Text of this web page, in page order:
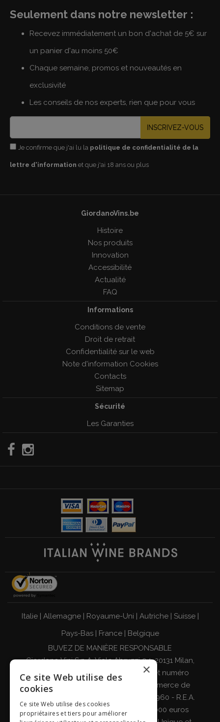
Seulement dans notre newsletter :
Recevez immédiatement un bon d'achat de 5€ sur
un panier d'au moins 50€
Chaque semaine, promos et nouveautés en
exclusivité
Les conseils de nos experts, rien que pour vous
INSCRIVEZ-VOUS
Je confirme que j'ai lu la politique de confidentialité de la
lettre d'information et que j'ai 18 ans ou plus
GiordanoVins.be
Histoire
Nos produits
Innovation
Accessibilité
Actualité
FAQ
Informations
Conditions de vente
Droit de retrait
Confidentialité sur le web
Note d'information Cookies
Contacts
Sitemap
Sécurité
Les Garanties
Italie| Allemagne| Royaume-Uni Autriche| Suisse|
Pays-Bas| France|
Belgique
BUVEZ DE MANIÈRE RESPONSABLE
Giordano Vini S.p.A. Viale Abruzzi 94, 20131 Milan,
Italie - Code fiscal, numéro de TVA et numéro
d'enregistrement au registre du commerce de
Milan, Monza-Brianza, Lodi 04642870960 - R.E.A.
MI-2564477 - Capital social de 500 000 euros
×
Ce site Web utilise des
cookies
Ce site Web utilise des cookies
propriétaires et tiers pour améliorer